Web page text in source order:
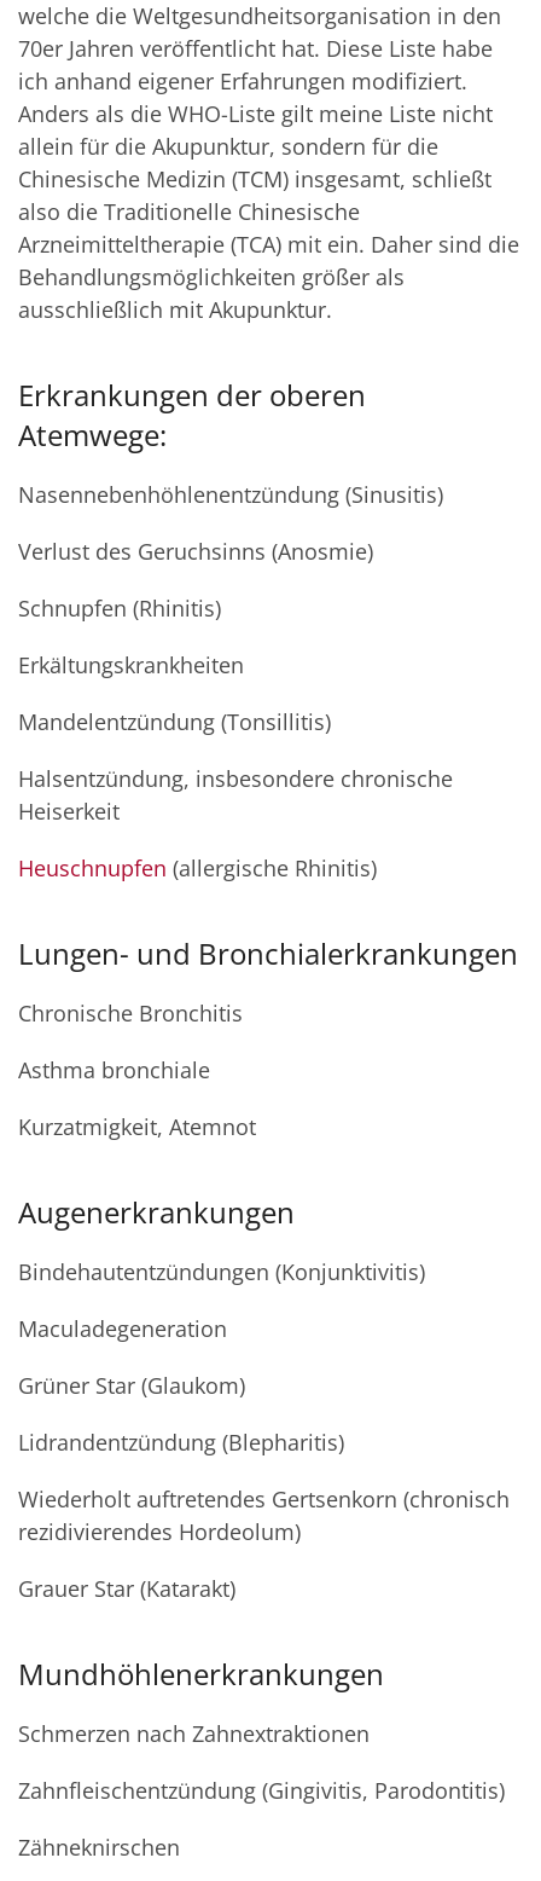
welche die Weltgesundheitsorganisation in den
70er Jahren veröffentlicht hat. Diese Liste habe
ich anhand eigener Erfahrungen modifiziert.
Anders als die WHO-Liste gilt meine Liste nicht
allein für die Akupunktur, sondern für die
Chinesische Medizin (TCM) insgesamt, schließt
also die Traditionelle Chinesische
Arzneimitteltherapie (TCA) mit ein. Daher sind die
Behandlungsmöglichkeiten größer als
ausschließlich mit Akupunktur.
Erkrankungen der oberen
Atemwege:
Nasennebenhöhlenentzündung (Sinusitis)
Verlust des Geruchsinns (Anosmie)
Schnupfen (Rhinitis)
Erkältungskrankheiten
Mandelentzündung (Tonsillitis)
Halsentzündung, insbesondere chronische
Heiserkeit
Heuschnupfen (allergische Rhinitis)
Lungen- und Bronchialerkrankungen
Chronische Bronchitis
Asthma bronchiale
Kurzatmigkeit, Atemnot
Augenerkrankungen
Bindehautentzündungen (Konjunktivitis)
Maculadegeneration
Grüner Star (Glaukom)
Lidrandentzündung (Blepharitis)
Wiederholt auftretendes Gertsenkorn (chronisch
rezidivierendes Hordeolum)
Grauer Star (Katarakt)
Mundhöhlenerkrankungen
Schmerzen nach Zahnextraktionen
Zahnfleischentzündung (Gingivitis, Parodontitis)
Zähneknirschen